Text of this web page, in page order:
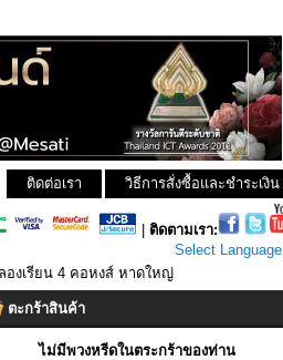
วิธีการสั่งซื้อและชำระเงิน
ติดต่อเรา
ติดตามเรา:
Select Language
องเรียน 4 คอหงส์ หาดใหญ่
ตะกร้าสินค้า
ไม่มีพวงหรีดในตระกร้าของท่าน